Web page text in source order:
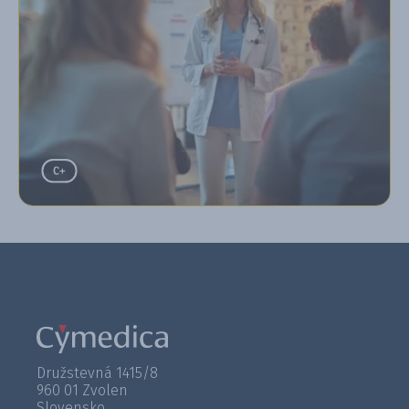
Družstevná 1415/8
960 01 Zvolen